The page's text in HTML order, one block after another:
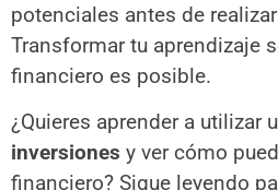
potenciales antes de
Transformar tu aprendizaje
financiero es posible.
¿Quieres aprender a utilizar
inversiones y ver cómo
financiero? Sigue leyendo